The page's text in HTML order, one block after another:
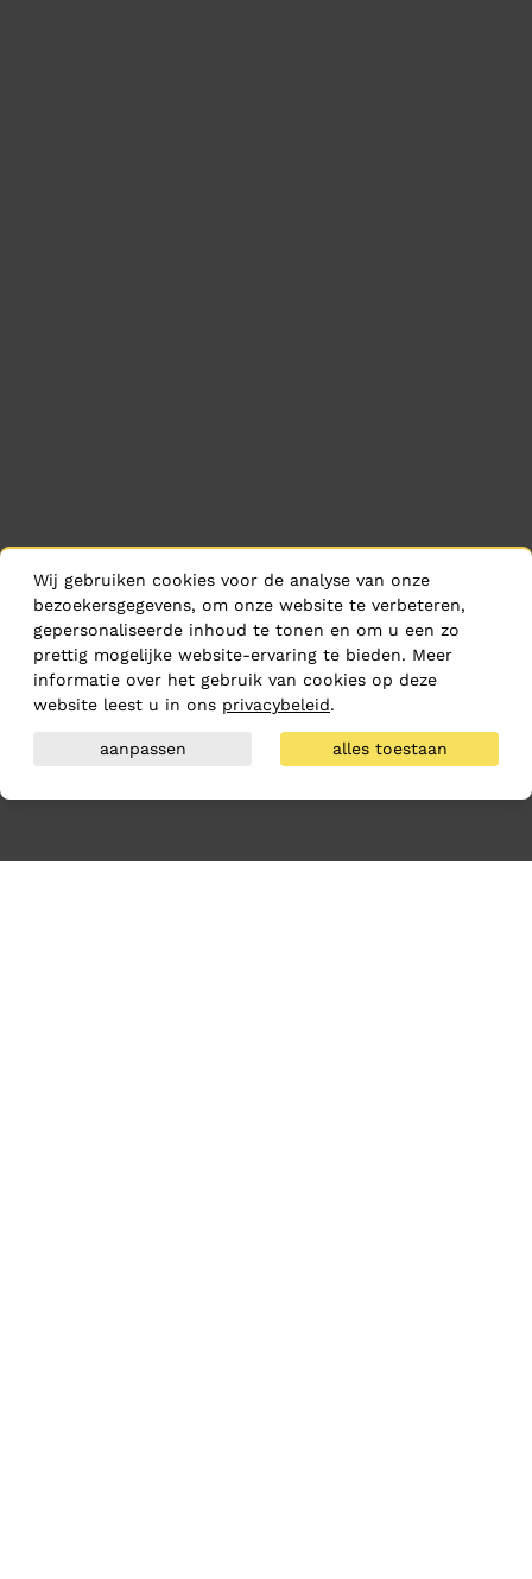
Wij gebruiken cookies voor de analyse van onze
bezoekersgegevens, om onze website te verbeteren,
gepersonaliseerde inhoud te tonen en om u een zo
prettig mogelijke website-ervaring te bieden. Meer
informatie over het gebruik van cookies op deze
website leest u in ons privacybeleid.
aanpassen alles toestaan